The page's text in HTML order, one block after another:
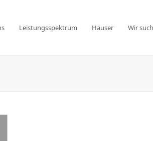
Leistungsspektrum Häuser Wir